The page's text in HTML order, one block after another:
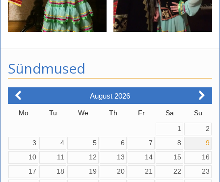
Sündmused
August 2026
Mo Tu We Th Fr Sa Su
1
2
3
4 5 6 7 8
9
10
11 12 13 14 15
16
17
18 19 20 21 22
23